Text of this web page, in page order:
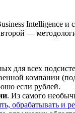
Intelligence и
—
для всех
компании
если рублей.
. Из самого
обрабатывать и